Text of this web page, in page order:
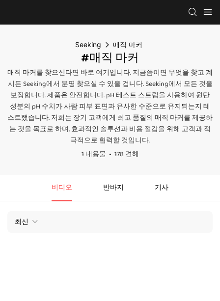
Seeking 매직 마커
#매직 마커
매직 마커를 찾으신다면 바로 여기입니다. 지금쯤이면 무엇을 찾고 계
시든 Seeking에서 분명 찾으실 수 있을 겁니다. Seeking에서 모든 것을
보장합니다. 제품은 안전합니다. pH 테스트 스트립을 사용하여 원단
성분의 pH 수치가 사람 피부 표면과 유사한 수준으로 유지되는지 테
스트했습니다. 저희는 장기 고객에게 최고 품질의 매직 마커를 제공하
는 것을 목표로 하며, 효과적인 솔루션과 비용 절감을 위해 고객과 적
극적으로 협력할 것입니다.
1 내용물
178 견해
비디오 반바지 기사
최신